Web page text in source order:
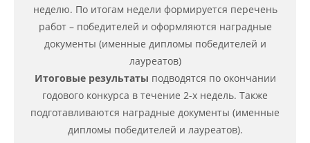
неделю. По итогам недели формируется перечень
работ – победителей и оформляются наградные
документы (именные дипломы победителей и
лауреатов)
Итоговые результаты подводятся по окончании
годового конкурса в течение 2-х недель. Также
подготавливаются наградные документы (именные
дипломы победителей и лауреатов).